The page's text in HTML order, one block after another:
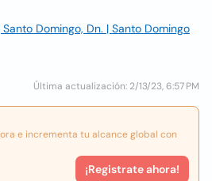
Santo Domingo, Dn. | Santo Domingo
Última actualización: 2/13/23, 6:57 PM
e incrementa tu alcance global con
¡Registrate ahora!